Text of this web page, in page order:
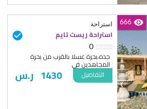
استراحة
استراحة ريست تايم
0
جده،بحرة عسلا بالقرب من بحرة
المجاهدين في
ر.س 1430 التفاصيل
666
‹